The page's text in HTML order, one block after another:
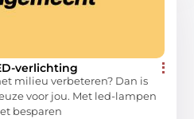
verlichting
milieu verbeteren? Dan is
voor jou. Met led-lampen
besparen